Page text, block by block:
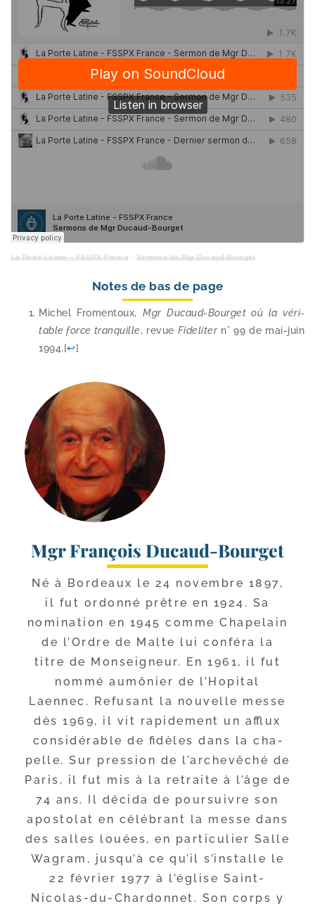
La Porte Latine – FSSPX France · Sermons de Mgr Ducaud-Bourget
Notes de bas de page
Michel Fromentoux,Mgr Ducaud-​Bourget où la véri­
table force tran­quille, revue Fidelitern° 99 de mai-​juin
1994.[↩]
Mgr François Ducaud-Bourget
Né à Bordeaux le 24 novembre 1897,
il fut ordon­né prêtre en 1924. Sa
nomi­na­tion en 1945 comme Chapelain
de l’Ordre de Malte lui confé­ra la
titre de Monseigneur. En 1961, il fut
nom­mé aumô­nier de l’Hopital
Laennec. Refusant la nou­velle messe
dès 1969, il vit rapi­de­ment un afflux
consi­dé­rable de fidèles dans la cha­
pelle. Sur pres­sion de l’ar­che­vê­ché de
Paris, il fut mis à la retraite à l’âge de
74 ans. Il déci­da de pour­suivre son
apos­to­lat en célé­brant la messe dans
des salles louées, en par­ti­cu­lier Salle
Wagram, jus­qu’à ce qu’il s’ins­talle le
22 février 1977 à l’é­glise Saint-​
Nicolas-​du-​Chardonnet. Son corps y